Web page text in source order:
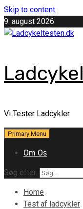
Skip to content
9. august 2026
Vi Tester Ladcykler
Primary Menu
Om Os
Søg efter:
Home
Test af ladcykler